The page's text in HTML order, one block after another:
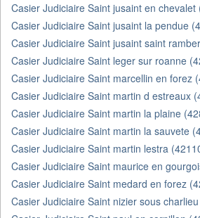
Casier Judiciaire Saint jusaint en chevalet
Casier Judiciaire Saint jusaint la pendue
Casier Judiciaire Saint jusaint saint
Casier Judiciaire Saint leger sur roanne
Casier Judiciaire Saint marcellin en forez
Casier Judiciaire Saint martin d estreaux
Casier Judiciaire Saint martin la plaine
Casier Judiciaire Saint martin la sauvete
Casier Judiciaire Saint martin lestra
Casier Judiciaire Saint maurice en
Casier Judiciaire Saint medard en forez
Casier Judiciaire Saint nizier sous